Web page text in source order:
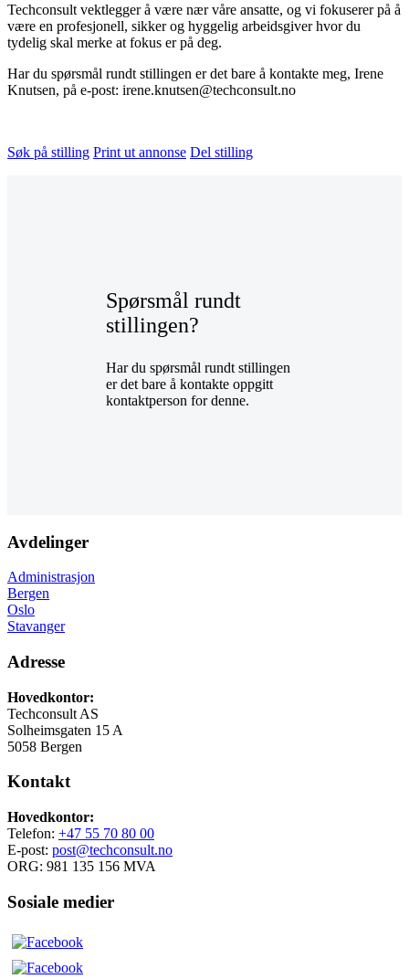
Techconsult vektlegger å være nær våre ansatte, og vi fokuserer på å
være en profesjonell, sikker og hyggelig arbeidsgiver hvor du
tydelig skal merke at fokus er på deg.
Har du spørsmål rundt stillingen er det bare å kontakte meg, Irene
Knutsen, på e-post: irene.knutsen@techconsult.no
Søk på stilling Print ut annonse Del stilling
Spørsmål rundt
stillingen?
Har du spørsmål rundt stillingen
er det bare å kontakte oppgitt
kontaktperson for denne.
Avdelinger
Administrasjon
Bergen
Oslo
Stavanger
Adresse
Hovedkontor:
Techconsult AS
Solheimsgaten 15 A
5058 Bergen
Kontakt
Hovedkontor:
Telefon: +47 55 70 80 00
E-post: post@techconsult.no
ORG: 981 135 156 MVA
Sosiale medier